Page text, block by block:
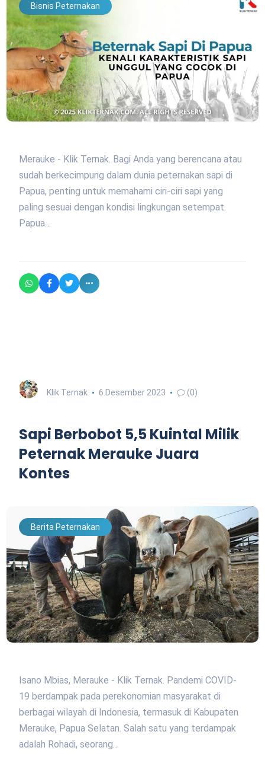
Bisnis Peternakan
Merauke - Klik Ternak. Bagi Anda yang berencana atau
sudah berkecimpung dalam dunia peternakan sapi di
Papua, penting untuk memahami ciri-ciri sapi yang
paling sesuai dengan kondisi lingkungan setempat.
Papua…
Klik Ternak 6 Desember 2023 (0)
Sapi Berbobot 5,5 Kuintal Milik
Peternak Merauke Juara
Kontes
Berita Peternakan
Isano Mbias, Merauke - Klik Ternak. Pandemi COVID-
19 berdampak pada perekonomian masyarakat di
berbagai wilayah di Indonesia, termasuk di Kabupaten
Merauke, Papua Selatan. Salah satu yang terdampak
adalah Rohadi, seorang…